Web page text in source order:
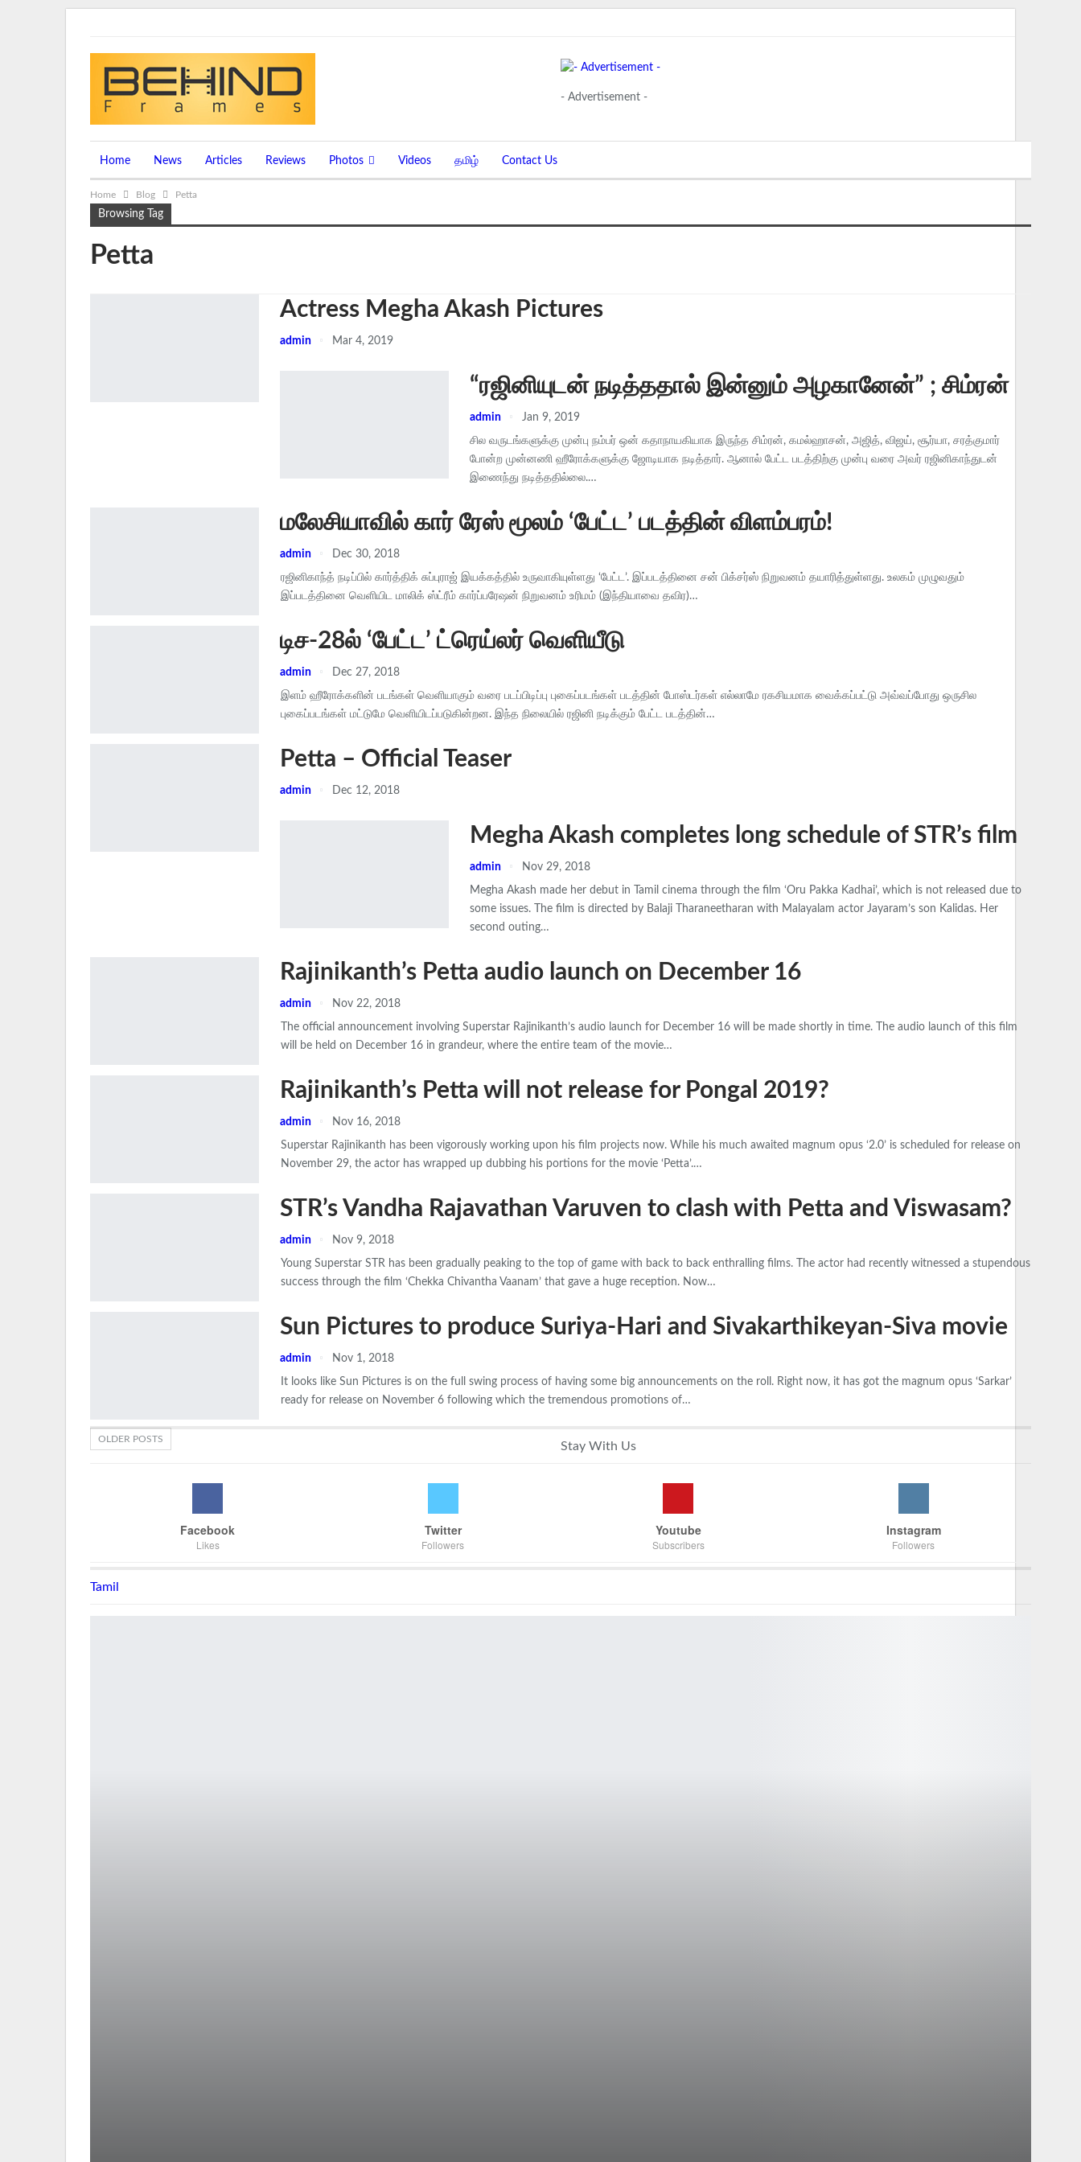
- Advertisement -
Home News Articles Reviews Photos Videos தமிழ் Contact Us
Home Blog Petta
Browsing Tag
Petta
Actress Megha Akash Pictures
admin Mar 4, 2019
“ரஜினியுடன் நடித்ததால் இன்னும் அழகானேன்” ; சிம்ரன்
admin Jan 9, 2019
சில வருடங்களுக்கு முன்பு நம்பர் ஒன் கதாநாயகியாக இருந்த சிம்ரன், கமல்ஹாசன், அஜித், விஜய், சூர்யா, சரத்குமார்
போன்ற முன்னணி ஹீரோக்களுக்கு ஜோடியாக நடித்தார். ஆனால் பேட்ட படத்திற்கு முன்பு வரை அவர் ரஜினிகாந்துடன்
இணைந்து நடித்ததில்லை.…
மலேசியாவில் கார் ரேஸ் மூலம் ‘பேட்ட’ படத்தின் விளம்பரம்!
admin Dec 30, 2018
ரஜினிகாந்த் நடிப்பில் கார்த்திக் சுப்புராஜ் இயக்கத்தில் உருவாகியுள்ளது ‘பேட்ட’. இப்படத்தினை சன் பிக்சர்ஸ் நிறுவனம் தயாரித்துள்ளது. உலகம் முழுவதும்
இப்படத்தினை வெளியிட மாலிக் ஸ்ட்ரீம் கார்ப்பரேஷன் நிறுவனம் உரிமம் (இந்தியாவை தவிர)…
டிச-28ல் ‘பேட்ட’ ட்ரெய்லர் வெளியீடு
admin Dec 27, 2018
இளம் ஹீரோக்களின் படங்கள் வெளியாகும் வரை படப்பிடிப்பு புகைப்படங்கள் படத்தின் போஸ்டர்கள் எல்லாமே ரகசியமாக வைக்கப்பட்டு அவ்வப்போது ஒருசில
புகைப்படங்கள் மட்டுமே வெளியிடப்படுகின்றன. இந்த நிலையில் ரஜினி நடிக்கும் பேட்ட படத்தின்…
Petta – Official Teaser
admin Dec 12, 2018
Megha Akash completes long schedule of STR’s film
admin Nov 29, 2018
Megha Akash made her debut in Tamil cinema through the film ‘Oru Pakka Kadhai’, which is not released due to
some issues. The film is directed by Balaji Tharaneetharan with Malayalam actor Jayaram’s son Kalidas. Her
second outing…
Rajinikanth’s Petta audio launch on December 16
admin Nov 22, 2018
The official announcement involving Superstar Rajinikanth’s audio launch for December 16 will be made shortly in time. The audio launch of this film
will be held on December 16 in grandeur, where the entire team of the movie…
Rajinikanth’s Petta will not release for Pongal 2019?
admin Nov 16, 2018
Superstar Rajinikanth has been vigorously working upon his film projects now. While his much awaited magnum opus ‘2.0’ is scheduled for release on
November 29, the actor has wrapped up dubbing his portions for the movie ‘Petta’.…
STR’s Vandha Rajavathan Varuven to clash with Petta and Viswasam?
admin Nov 9, 2018
Young Superstar STR has been gradually peaking to the top of game with back to back enthralling films. The actor had recently witnessed a stupendous
success through the film ‘Chekka Chivantha Vaanam’ that gave a huge reception. Now…
Sun Pictures to produce Suriya-Hari and Sivakarthikeyan-Siva movie
admin Nov 1, 2018
It looks like Sun Pictures is on the full swing process of having some big announcements on the roll. Right now, it has got the magnum opus ‘Sarkar’
ready for release on November 6 following which the tremendous promotions of…
OLDER POSTS
Stay With Us
Facebook
Likes
Twitter
Followers
Youtube
Subscribers
Instagram
Followers
Tamil